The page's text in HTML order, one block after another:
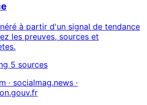
à partir d'un signal de tendance
les preuves, sources et
5 sources
· socialmag.news ·